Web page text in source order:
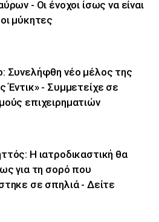
- Οι ένοχοι ίσως να είναι
μύκητες
Συνελήφθη νέο μέλος της
Έντικ» - Συμμετείχε σε
επιχειρηματιών
Η ιατροδικαστική θα
για τη σορό που
σε σπηλιά - Δείτε